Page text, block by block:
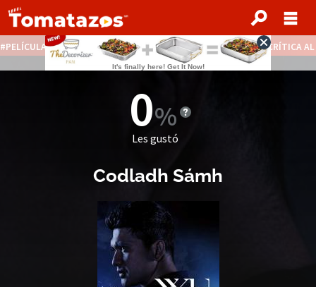
PELÍCULAS STREAMING GRATIS NOTICIAS DESTACADAS CRÍTICA
0
Les gustó
Codladh Sámh